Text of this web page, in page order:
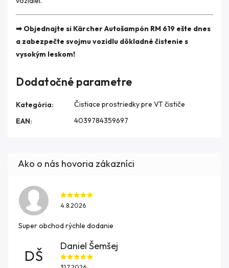
➡ Objednajte si Kärcher Autošampón RM 619 ešte dnes
a zabezpečte svojmu vozidlu dôkladné čistenie s
vysokým leskom!
Dodatočné parametre
Kategória:
Čistiace prostriedky pre VT čističe
EAN: 4039784359697
4.8.2026
Super obchod rýchle dodanie
DŠ
Daniel Šemšej